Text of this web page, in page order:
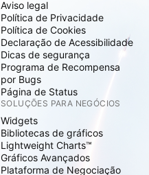
Aviso legal
Política de Privacidade
Política de Cookies
Declaração de Acessibilidade
Dicas de segurança
Programa de Recompensa
por Bugs
Página de Status
SOLUÇÕES PARA NEGÓCIOS
Widgets
Bibliotecas de gráficos
Lightweight Charts™
Gráficos Avançados
Plataforma de Negociação